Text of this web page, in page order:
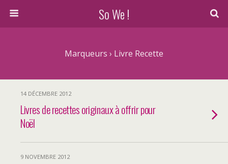
So We !
Marqueurs › Livre Recette
14 DÉCEMBRE 2012
Livres de recettes originaux à offrir pour
Noël
9 NOVEMBRE 2012